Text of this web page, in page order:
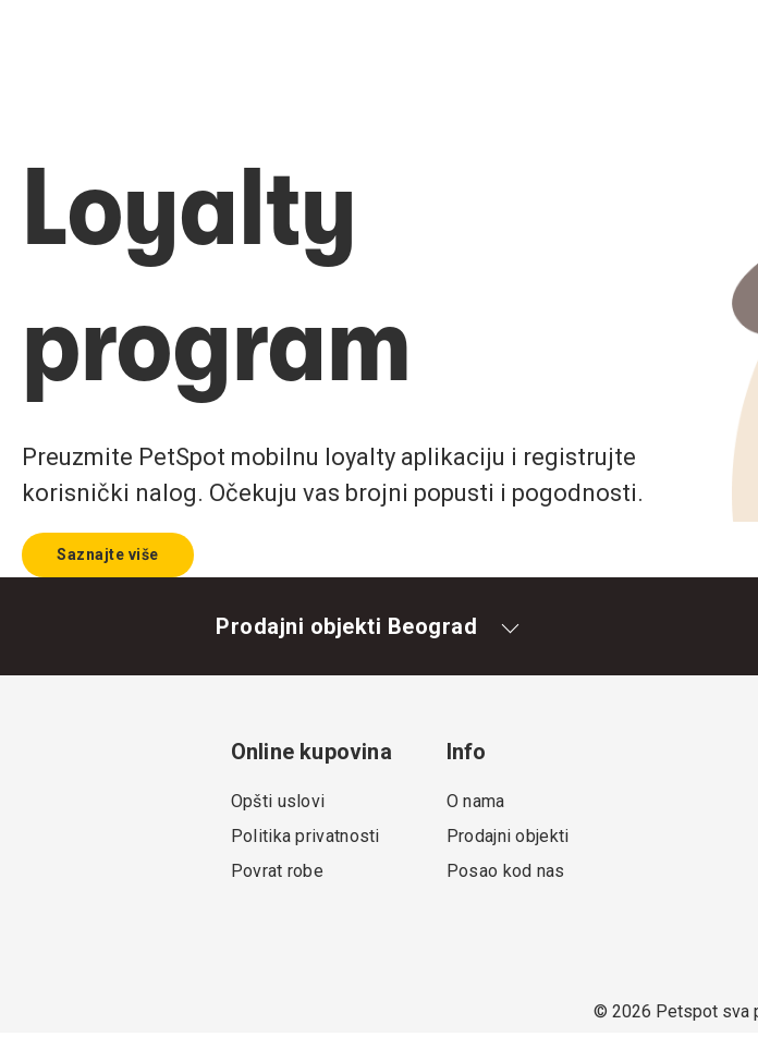
Loyalty
program
Preuzmite PetSpot mobilnu loyalty aplikaciju i registrujte
korisnički nalog. Očekuju vas brojni popusti i pogodnosti.
Saznajte više
Prodajni objekti Beograd
Online kupovina
Opšti uslovi
Politika privatnosti
Povrat robe
Info
O nama
Prodajni objekti
Posao kod nas
© 2026 Petspot